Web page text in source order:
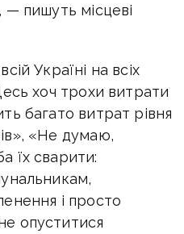
— пишуть місцеві
Україні на всіх
хоч трохи витрати
багато витрат рівня
«Не думаю,
їх сварити:
і просто
опуститися